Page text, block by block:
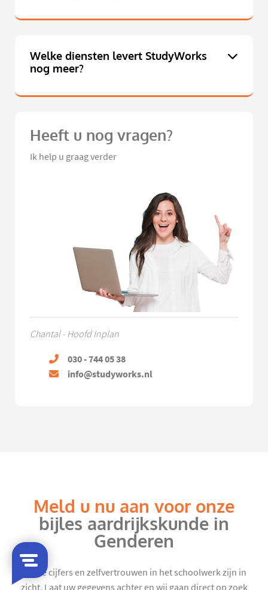
Welke diensten levert StudyWorks
nog meer?
Heeft u nog vragen?
Ik help u graag verder
Chantal - Hoofd Inplan
030 - 744 05 38
info@studyworks.nl
Meld u nu aan voor onze
bijles aardrijkskunde in
Genderen
Mooie cijfers en zelfvertrouwen in het schoolwerk zijn in